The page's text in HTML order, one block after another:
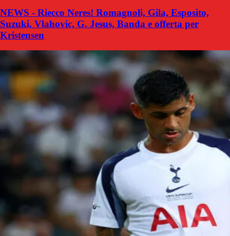
NEWS - Riecco Neres! Romagnoli, Gila, Esposito,
Suzuki, Vlahovic, G. Jesus, Banda e offerta per
Kristensen